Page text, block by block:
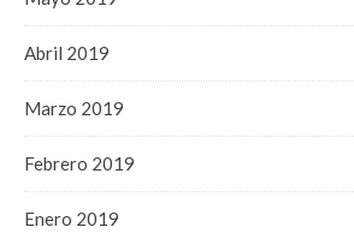
Abril 2019
Marzo 2019
Febrero 2019
Enero 2019